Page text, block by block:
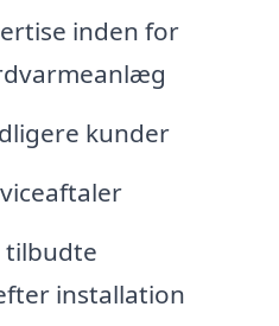
inden for
kunder
tilbudte
installation